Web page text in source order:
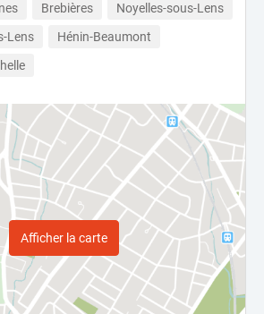
Brebières
Noyelles-sous-Lens
Lens
Hénin-Beaumont
Afficher la carte